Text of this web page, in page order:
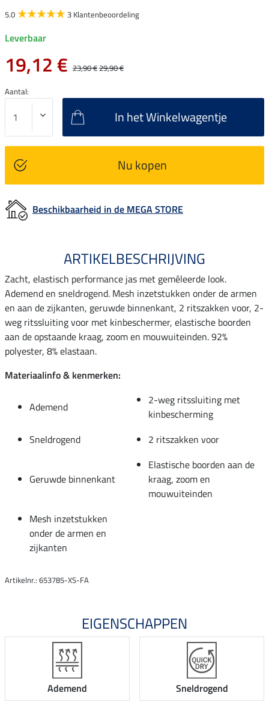
5.0 3 Klantenbeoordeling
Leverbaar
19,12 € 23,90 €29,90 €
Aantal:
In het Winkelwagentje
Nu kopen
Beschikbaarheid in de MEGA STORE
ARTIKELBESCHRIJVING
Zacht, elastisch performance jas met gemêleerde look.
Ademend en sneldrogend. Mesh inzetstukken onder de armen
en aan de zijkanten, geruwde binnenkant, 2 ritszakken voor, 2-
weg ritssluiting voor met kinbeschermer, elastische boorden
aan de opstaande kraag, zoom en mouwuiteinden. 92%
polyester, 8% elastaan.
Materiaalinfo & kenmerken:
Ademend
2-weg ritssluiting met
kinbescherming
Sneldrogend
2 ritszakken voor
Geruwde binnenkant
Elastische boorden aan de
kraag, zoom en
mouwuiteinden
Mesh inzetstukken
onder de armen en
zijkanten
Artikelnr.: 653785-XS-FA
EIGENSCHAPPEN
Ademend Sneldrogend